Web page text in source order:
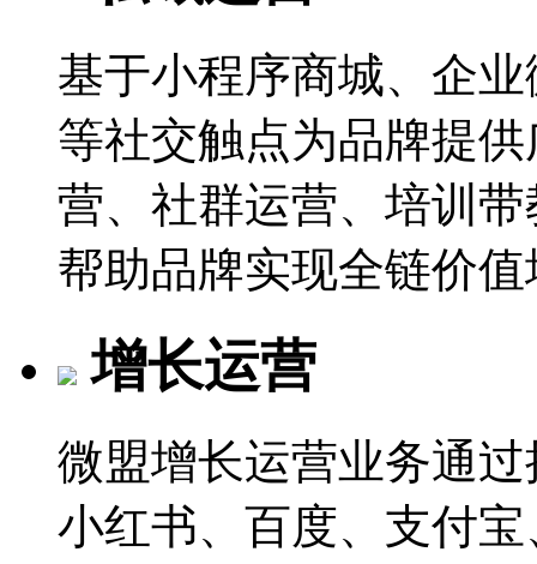
基于小程序商城、企
等社交触点为品牌提
营、社群运营、培训
帮助品牌实现全链价
增长运营
微盟增长运营业务通
小红书、百度、支付